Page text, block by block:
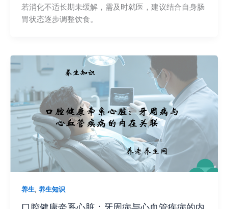
若消化不适长期未缓解，需及时就医，建议结合自身肠
胃状态逐步调整饮食。
养生, 养生知识